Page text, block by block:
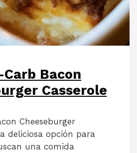
Bacon
Casserole
Cheeseburger
deliciosa opción para
una comida